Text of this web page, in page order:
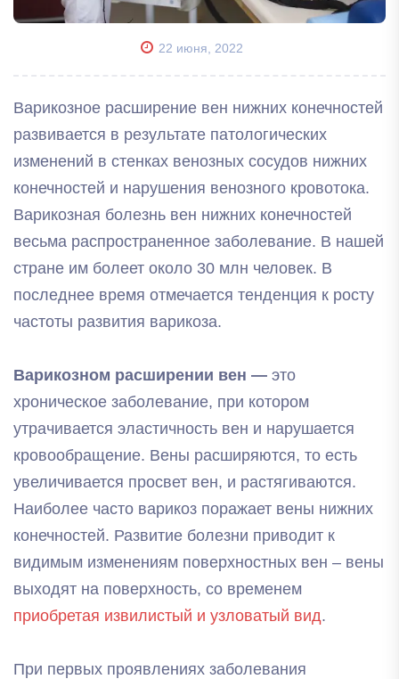
22 июня, 2022
Варикозное расширение вен нижних конечностей
развивается в результате патологических
изменений в стенках венозных сосудов нижних
конечностей и нарушения венозного кровотока.
Варикозная болезнь вен нижних конечностей
весьма распространенное заболевание. В нашей
стране им болеет около 30 млн человек. В
последнее время отмечается тенденция к росту
частоты развития варикоза.
Варикозном расширении вен — это
хроническое заболевание, при котором
утрачивается эластичность вен и нарушается
кровообращение. Вены расширяются, то есть
увеличивается просвет вен, и растягиваются.
Наиболее часто варикоз поражает вены нижних
конечностей. Развитие болезни приводит к
видимым изменениям поверхностных вен – вены
выходят на поверхность, со временем
приобретая извилистый и узловатый вид.
При первых проявлениях заболевания